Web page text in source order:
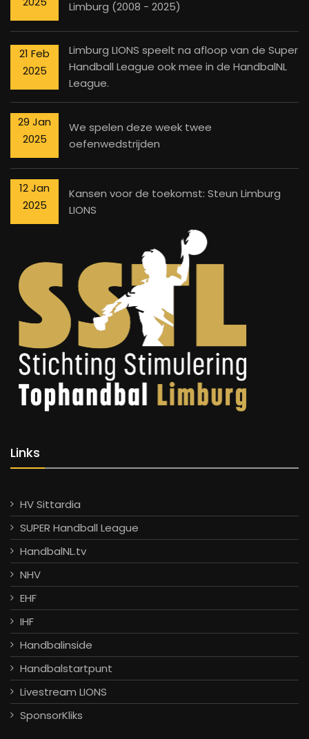
Limburg (2008 - 2025)
21 Feb
2025
Limburg LIONS speelt na afloop van de Super
Handball League ook mee in de HandbalNL
League.
29 Jan
2025
We spelen deze week twee
oefenwedstrijden
12 Jan
2025
Kansen voor de toekomst: Steun Limburg
LIONS
Links
HV Sittardia
SUPER Handball League
HandbalNL.tv
NHV
EHF
IHF
Handbalinside
Handbalstartpunt
Livestream LIONS
SponsorKliks